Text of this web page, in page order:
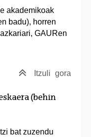
akademikoak
badu), horren
GAURen
Itzuli gora
(behin
bat zuzendu